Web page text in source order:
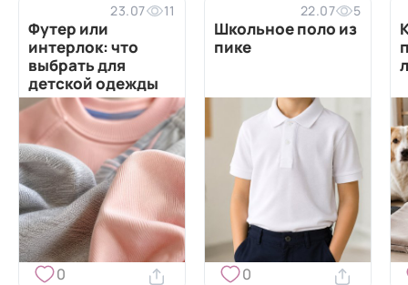
23.07 11
Футер или
интерлок: что
выбрать для
детской одежды
0
22.07 5
Школьное поло из
пике
0